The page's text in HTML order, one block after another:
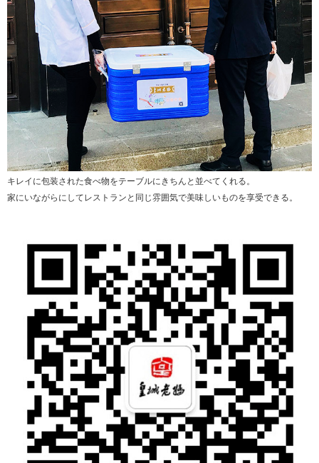
キレイに包装された食べ物をテーブルにきちんと並べてくれる。
家にいながらにしてレストランと同じ雰囲気で美味しいものを享受できる。